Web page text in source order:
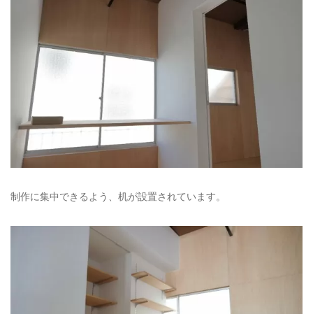
制作に集中できるよう、机が設置されています。